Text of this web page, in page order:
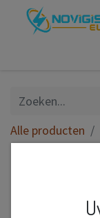
Alle producten